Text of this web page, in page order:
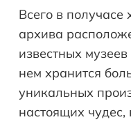
Всего в получасе
архива
известных
нем хранится
уникальных
настоящих